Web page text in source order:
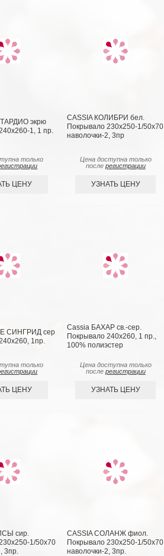
ТАРДИО экрю
1, 1 пр.
только
ЦЕНУ
CASSIA КОЛИБРИ бел.
Покрывало 230x250-1/50х70
наволочки-2, 3пр
Цена доступна только
после регистрации
УЗНАТЬ ЦЕНУ
СИНГРИД сер
1пр.
только
ЦЕНУ
Cassia БАХАР св.-сер.
Покрывало 240х260, 1 пр.,
100% полиэстер
Цена доступна только
после регистрации
УЗНАТЬ ЦЕНУ
сир.
1/50х70
3пр.
CASSIA СОЛАНЖ фиол.
Покрывало 230x250-1/50х70
наволочки-2, 3пр.